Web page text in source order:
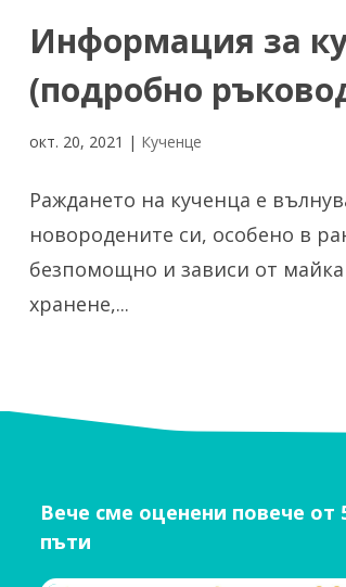
Информация за
(подробно
окт. 20, 2021 | Кученце
Раждането на кученца е
новородените си, особено в
безпомощно и зависи от
хранене,...
Вече сме оценени повече от
пъти